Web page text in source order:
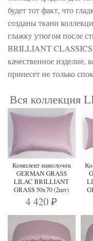
будет тот факт, что
созданы ткани
глажку утюгом после
BRILLIANT
качественное изделие,
принесет не только
Вся коллекция
Комплект наволочек
GERMAN GRASS
LILAC BRILLIANT
GRASS 50х70 (2шт)
4 420₽